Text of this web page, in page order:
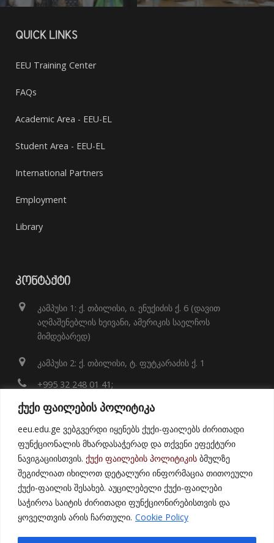
ქუქი ფაილების პოლიტიკა
eeu.edu.ge ვებგვერდი იყენებს ქუქი-ფაილებს ძირითადი
ფუნქციონალის მხარდასაჭერად და თქვენი ეფექტური
ნავიგაციისთვის. ქუქი ფაილების პოლიტიკის ბმულზე
შეგიძლიათ იხილოთ დეტალური ინფორმაცია თითოეული
ქუქი-ფაილის შესახებ. აუცილებელი ქუქი-ფაილები
საჭიროა საიტის ძირითადი ფუნქციონირებისთვის და
ყოველთვის არის ჩართული. Cookie Policy
QUICK LINKS
EEU Training Center
FAQs
Academic Area - EEU-EL
Student Area - EEU-EL
International Partners
Employment
Library
ᲙᲝᲜᲢᲐᲥᲢᲘ
კამპუსი 1: ქ. თბილისი, ი. ენუქიძის ქ. 6 (დავით
აღმაშენებლის ხეივანი, ამერიკის საელჩოს
მიმდებარედ)
კამპუსი 2: ქ. თბილისი, ტ. ფუტკარაძის ქ. 1
+995 32 248 01 41;
info@eeu.edu.ge
Map